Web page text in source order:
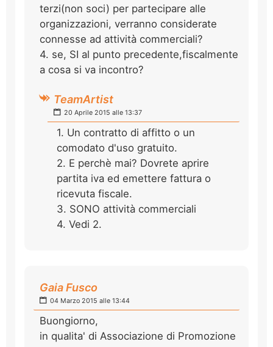
terzi(non soci) per partecipare alle
organizzazioni, verranno considerate
connesse ad attività commerciali?
4. se, SI al punto precedente,fiscalmente
a cosa si va incontro?
TeamArtist
20 Aprile 2015 alle 13:37
1. Un contratto di affitto o un
comodato d'uso gratuito.
2. E perchè mai? Dovrete aprire
partita iva ed emettere fattura o
ricevuta fiscale.
3. SONO attività commerciali
4. Vedi 2.
Gaia Fusco
04 Marzo 2015 alle 13:44
Buongiorno,
in qualita' di Associazione di Promozione